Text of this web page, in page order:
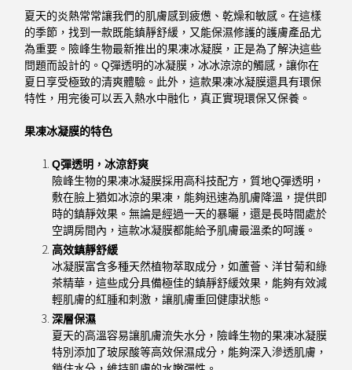
夏天的炎熱常常讓我們的肌膚感到疲憊、乾燥和敏感。在這樣
的季節，找到一款既能鎮靜舒緩，又能保濕修護的護膚產品尤
為重要。險峰生物最新推出的果凍冰凝膜，正是為了解決這些
問題而設計的。Q彈透明的冰凝膜，冰冰涼涼的觸感，讓你在
夏日享受極致的清爽體驗。此外，這款果凍冰凝膜還具有環保
特性，用完後可以丟入熱水中融化，真正實現環保又保養。
果凍冰凝膜的特色
Q彈透明，冰涼舒爽
險峰生物的果凍冰凝膜採用高科技配方，質地Q彈透明，
敷在臉上猶如冰涼的果凍，能夠迅速為肌膚降溫，提供即
時的鎮靜效果。無論是經過一天的暴曬，還是長時間處於
空調房間內，這款冰凝膜都能給予肌膚最溫柔的呵護。
高效鎮靜舒緩
冰凝膜富含多種天然植物萃取成分，如蘆薈、洋甘菊和綠
茶精華，這些成分具備極佳的鎮靜舒緩效果，能夠有效減
輕肌膚的紅腫和刺激，讓肌膚重回健康狀態。
深層保濕
夏天的高溫容易讓肌膚流失水分，險峰生物的果凍冰凝膜
特別添加了玻尿酸等高效保濕成分，能夠深入滲透肌膚，